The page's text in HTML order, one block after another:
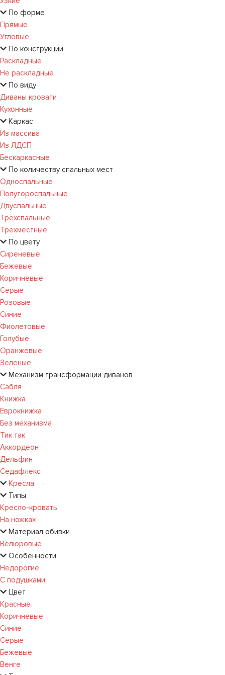
По форме
Прямые
Угловые
По конструкции
Раскладные
Не раскладные
По виду
Диваны кровати
Кухонные
Каркас
Из массива
Из ЛДСП
Бескаркасные
По количеству спальных мест
Односпальные
Полутороспальные
Двуспальные
Трехспальные
Трехместные
По цвету
Сиреневые
Бежевые
Коричневые
Серые
Розовые
Синие
Фиолетовые
Голубые
Оранжевые
Зеленые
Механизм трансформации диванов
Сабля
Книжка
Еврокнижка
Без механизма
Тик так
Аккордеон
Дельфин
Седафлекс
Кресла
Типы
Кресло-кровать
На ножках
Материал обивки
Велюровые
Особенности
Недорогие
С подушками
Цвет
Красные
Коричневые
Синие
Серые
Бежевые
Венге